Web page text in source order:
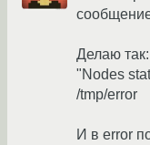
Делаю
"Nodes
/tmp/error
И в error